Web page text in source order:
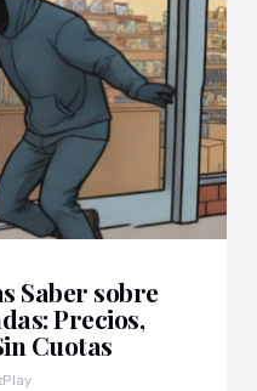
Saber sobre
Precios,
Cuotas